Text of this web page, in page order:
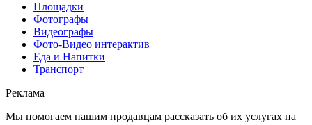
Площадки
Фотографы
Видеографы
Фото-Видео интерактив
Еда и Напитки
Транспорт
Реклама
Мы помогаем нашим продавцам рассказать об их услугах на